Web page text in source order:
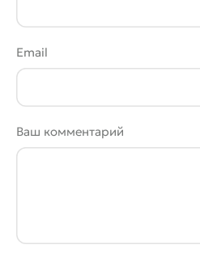
Email
Ваш комментарий